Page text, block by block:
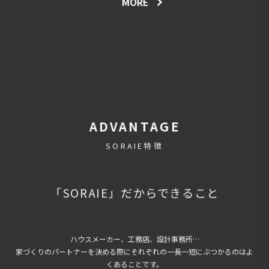
ADVANTAGE
SORAIE特徴
「SORAIE」だからできること
ハウスメーカー、工務店、設計事務所…
家づくりのパートナーを決める際にそれぞれの一長一短にぶつかるのはよ
くあることです。